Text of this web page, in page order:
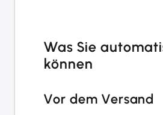
Was Sie
können
Vor dem Versand